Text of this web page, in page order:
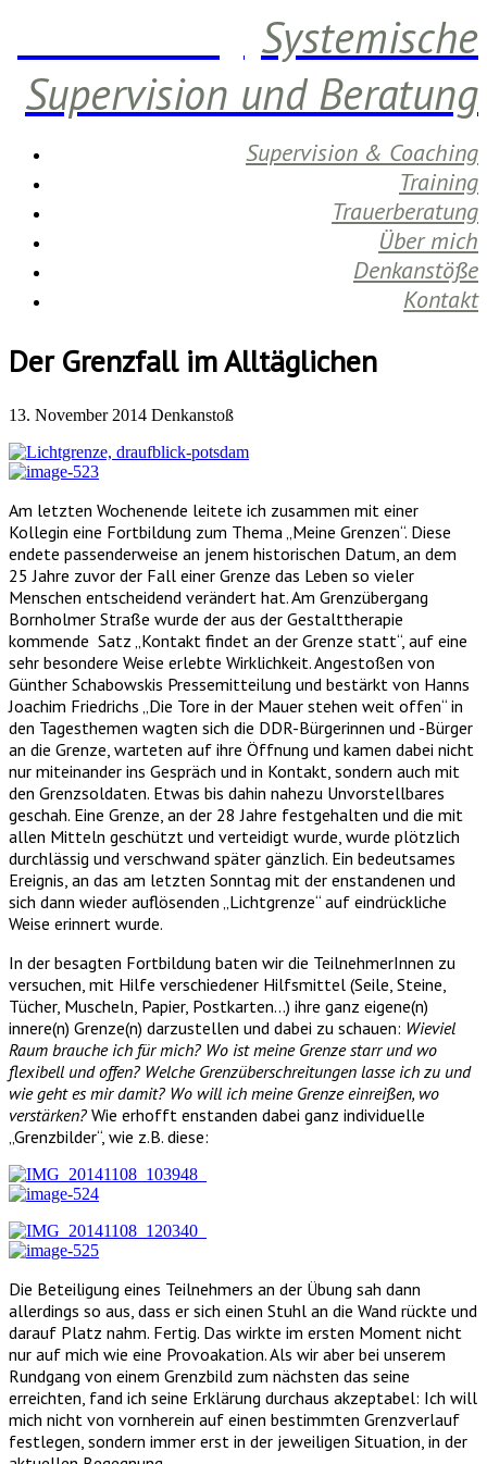
Systemische
Supervision und Beratung
Supervision & Coaching
Training
Trauerberatung
Über mich
Denkanstöße
Kontakt
Der Grenzfall im Alltäglichen
13. November 2014 Denkanstoß
Am letzten Wochenende leitete ich zusammen mit einer
Kollegin eine Fortbildung zum Thema „Meine Grenzen“. Diese
endete passenderweise an jenem historischen Datum, an dem
25 Jahre zuvor der Fall einer Grenze das Leben so vieler
Menschen entscheidend verändert hat. Am Grenzübergang
Bornholmer Straße wurde der aus der Gestalttherapie
kommende Satz „Kontakt findet an der Grenze statt“, auf eine
sehr besondere Weise erlebte Wirklichkeit. Angestoßen von
Günther Schabowskis Pressemitteilung und bestärkt von Hanns
Joachim Friedrichs „Die Tore in der Mauer stehen weit offen“ in
den Tagesthemen wagten sich die DDR-Bürgerinnen und -Bürger
an die Grenze, warteten auf ihre Öffnung und kamen dabei nicht
nur miteinander ins Gespräch und in Kontakt, sondern auch mit
den Grenzsoldaten. Etwas bis dahin nahezu Unvorstellbares
geschah. Eine Grenze, an der 28 Jahre festgehalten und die mit
allen Mitteln geschützt und verteidigt wurde, wurde plötzlich
durchlässig und verschwand später gänzlich. Ein bedeutsames
Ereignis, an das am letzten Sonntag mit der enstandenen und
sich dann wieder auflösenden „Lichtgrenze“ auf eindrückliche
Weise erinnert wurde.
In der besagten Fortbildung baten wir die TeilnehmerInnen zu
versuchen, mit Hilfe verschiedener Hilfsmittel (Seile, Steine,
Tücher, Muscheln, Papier, Postkarten…) ihre ganz eigene(n)
innere(n) Grenze(n) darzustellen und dabei zu schauen: Wieviel
Raum brauche ich für mich? Wo ist meine Grenze starr und wo
flexibell und offen? Welche Grenzüberschreitungen lasse ich zu und
wie geht es mir damit? Wo will ich meine Grenze einreißen, wo
verstärken? Wie erhofft enstanden dabei ganz individuelle
„Grenzbilder“, wie z.B. diese:
Die Beteiligung eines Teilnehmers an der Übung sah dann
allerdings so aus, dass er sich einen Stuhl an die Wand rückte und
darauf Platz nahm. Fertig. Das wirkte im ersten Moment nicht
nur auf mich wie eine Provoakation. Als wir aber bei unserem
Rundgang von einem Grenzbild zum nächsten das seine
erreichten, fand ich seine Erklärung durchaus akzeptabel: Ich will
mich nicht von vornherein auf einen bestimmten Grenzverlauf
festlegen, sondern immer erst in der jeweiligen Situation, in der